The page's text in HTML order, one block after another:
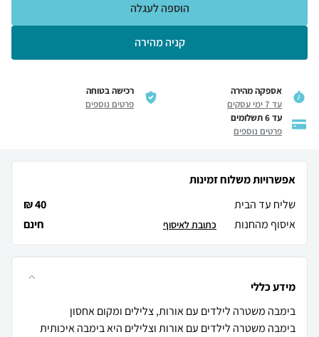
קניה מהירה
הוספה לעגלה
אספקה מהירה
עד 7 ימי עסקים
רכישה בטוחה
פרטים נוספים
עד 6 תשלומים
פרטים נוספים
אפשרויות משלוח זמינות
שליח עד הבית
40 ₪
איסוף מהחנות
חינם כתובת לאיסוף
מידע כללי
בימבה משטרה לילדים עם אורות וצלילים היא בימבה איכותית